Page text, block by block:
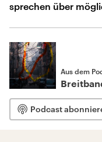
sprechen über
Aus dem
Podcast